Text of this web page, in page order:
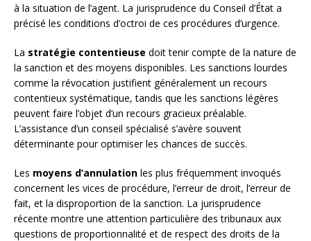
à la situation de l’agent. La jurisprudence du Conseil d’État a
précisé les conditions d’octroi de ces procédures d’urgence.
La stratégie contentieuse doit tenir compte de la nature de
la sanction et des moyens disponibles. Les sanctions lourdes
comme la révocation justifient généralement un recours
contentieux systématique, tandis que les sanctions légères
peuvent faire l’objet d’un recours gracieux préalable.
L’assistance d’un conseil spécialisé s’avère souvent
déterminante pour optimiser les chances de succès.
Les moyens d’annulation les plus fréquemment invoqués
concernent les vices de procédure, l’erreur de droit, l’erreur de
fait, et la disproportion de la sanction. La jurisprudence
récente montre une attention particulière des tribunaux aux
questions de proportionnalité et de respect des droits de la